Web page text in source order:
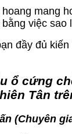
mang
việc
đầy đủ
ổ cứng
Tân
(Chuyên